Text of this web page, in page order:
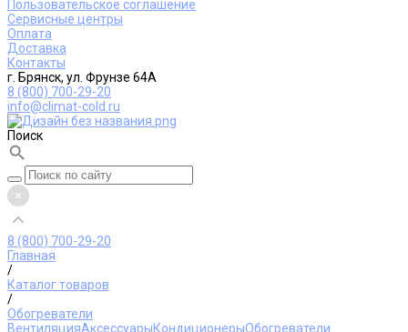
Пользовательское соглашение
Сервисные центры
Оплата
Доставка
Контакты
г. Брянск, ул. Фрунзе 64А
8 (800) 700-29-20
info@climat-cold.ru
Поиск
8 (800) 700-29-20
Главная
/
Каталог товаров
/
Обогреватели
ВентиляцияАксессуарыКондиционерыОбогреватели